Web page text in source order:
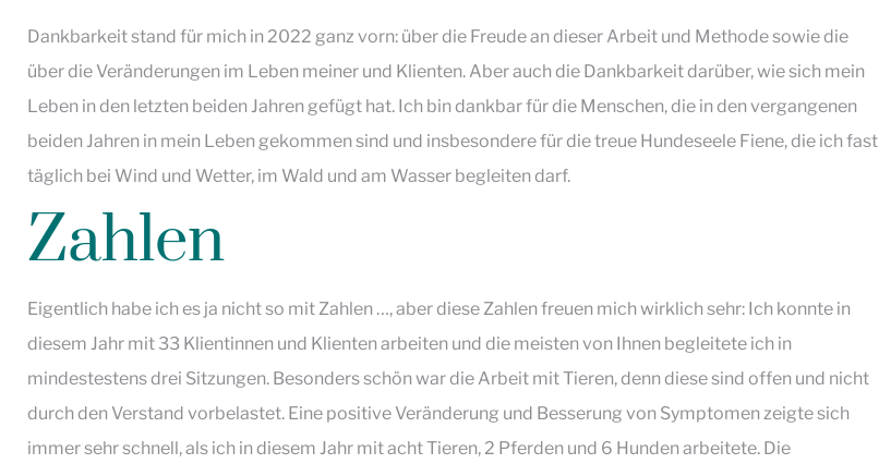
Dankbarkeit stand für mich in 2022 ganz vorn: über die Freude an dieser Arbeit und Methode sowie die
über die Veränderungen im Leben meiner und Klienten. Aber auch die Dankbarkeit darüber, wie sich mein
Leben in den letzten beiden Jahren gefügt hat. Ich bin dankbar für die Menschen, die in den vergangenen
beiden Jahren in mein Leben gekommen sind und insbesondere für die treue Hundeseele Fiene, die ich fast
täglich bei Wind und Wetter, im Wald und am Wasser begleiten darf.
Zahlen
Eigentlich habe ich es ja nicht so mit Zahlen …, aber diese Zahlen freuen mich wirklich sehr: Ich konnte in
diesem Jahr mit 33 Klientinnen und Klienten arbeiten und die meisten von Ihnen begleitete ich in
mindestestens drei Sitzungen. Besonders schön war die Arbeit mit Tieren, denn diese sind offen und nicht
durch den Verstand vorbelastet. Eine positive Veränderung und Besserung von Symptomen zeigte sich
immer sehr schnell, als ich in diesem Jahr mit acht Tieren, 2 Pferden und 6 Hunden arbeitete. Die